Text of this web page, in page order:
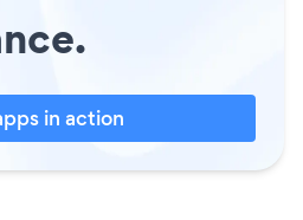
in action